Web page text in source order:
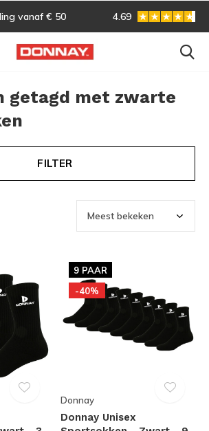
vanaf € 50 Gratis omruilen
4.69
getagd met zwarte
FILTER
9 PAAR
-40%
Donnay
Donnay Unisex